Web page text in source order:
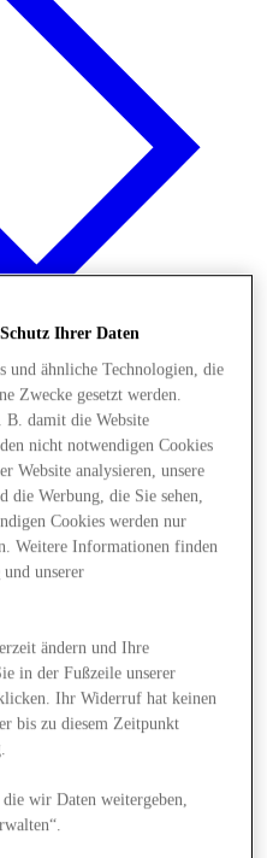
Ihrer Daten
und ähnliche Technologien, die
Zwecke gesetzt werden.
B. damit die Website
nicht notwendigen Cookies
Website analysieren, unsere
die Werbung, die Sie sehen,
Cookies werden nur
Weitere Informationen finden
und unserer
ändern und Ihre
in der Fußzeile unserer
Ihr Widerruf hat keinen
bis zu diesem Zeitpunkt
wir Daten weitergeben,